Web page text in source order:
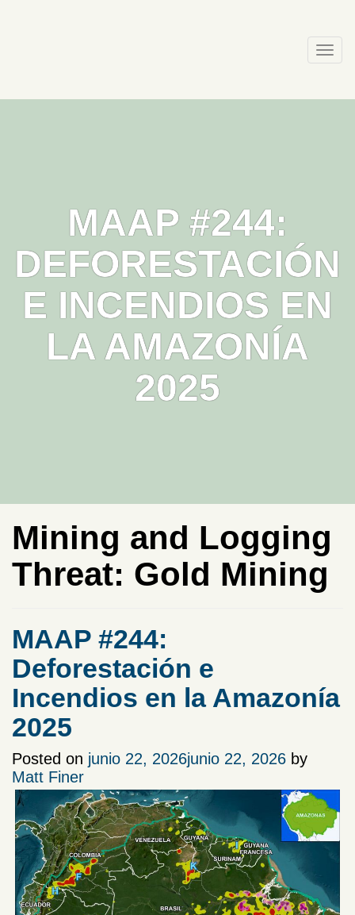
MAAP #244:
DEFORESTACIÓN
E INCENDIOS EN
LA AMAZONÍA
2025
Mining and Logging
Threat: Gold Mining
MAAP #244:
Deforestación e
Incendios en la Amazonía
2025
Posted on junio 22, 2026junio 22, 2026 by
Matt Finer